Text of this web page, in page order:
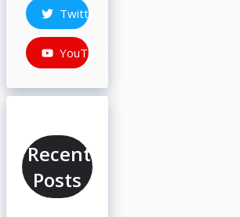
Twitter
YouTube
Recent
Posts